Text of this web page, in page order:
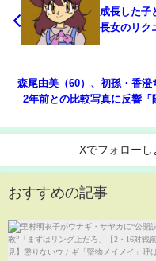
成長した子
長女のリク
森尾由美（60）、初孫・香
2年前との比較写真に反響「
Xでフォローし
おすすめの記事